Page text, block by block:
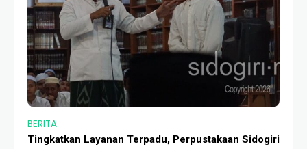
BERITA
Tingkatkan Layanan Terpadu, Perpustakaan Sidogiri